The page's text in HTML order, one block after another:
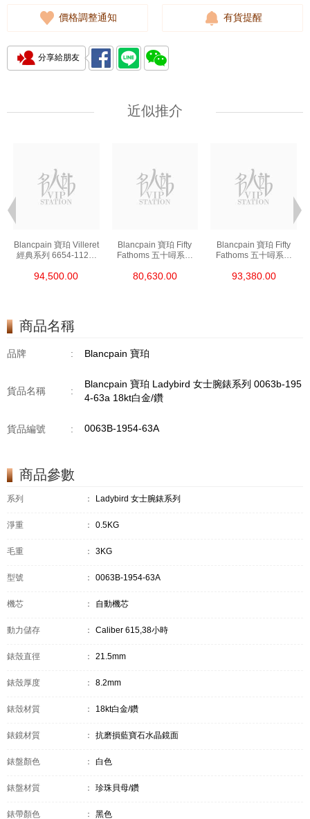
價格調整通知 有貨提醒
分享給朋友
近似推介
Blancpain 寶珀 Villeret
經典系列 6654-1127-
94,500.00
Blancpain 寶珀 Fifty
Fathoms 五十噚系列
80,630.00
Blancpain 寶珀 Fifty
Fathoms 五十噚系列
93,380.00
商品名稱
品牌 : Blancpain 寶珀
貨品名稱 :
Blancpain 寶珀 Ladybird 女士腕錶系列 0063b-195
4-63a 18kt白金/鑽
貨品編號 : 0063B-1954-63A
商品參數
系列 ： Ladybird 女士腕錶系列
淨重 ： 0.5KG
毛重 ： 3KG
型號 ： 0063B-1954-63A
機芯 ： 自動機芯
動力儲存 ： Caliber 615,38小時
錶殼直徑 ： 21.5mm
錶殼厚度 ： 8.2mm
錶殼材質 ： 18kt白金/鑽
錶鏡材質 ： 抗磨損藍寶石水晶鏡面
錶盤顏色 ： 白色
錶盤材質 ： 珍珠貝母/鑽
錶帶顏色 ： 黑色